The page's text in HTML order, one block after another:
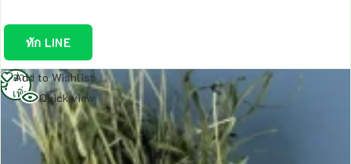
ทัก LINE
Add to Wishlist
Quick view
อ่าน
เพิ่ม